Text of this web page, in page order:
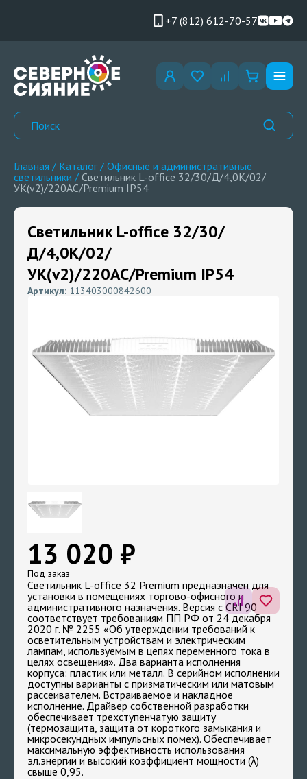
+7 (812) 612-70-57
Главная / Каталог/ Офисные и административные
светильники / Светильник L-office 32/30/Д/4,0K/02/
УК(v2)/220AC/Premium IP54
Светильник L-office 32/30/
Д/4,0K/02/
УК(v2)/220AC/Premium IP54
Артикул: 113403000842600
Светильник L-office 32 Premium предназначен для
установки в помещениях торгово-офисного и
административного назначения. Версия с CRI 90
cоответствует требованиям ПП РФ от 24 декабря
2020 г. № 2255 «Об утверждении требований к
осветительным устройствам и электрическим
лампам, используемым в цепях переменного тока в
целях освещения». Два варианта исполнения
корпуса: пластик или металл. В серийном исполнении
доступны варианты с призматическим или матовым
рассеивателем. Встраиваемое и накладное
исполнение. Драйвер собственной разработки
обеспечивает трехступенчатую защиту
(термозащита, защита от короткого замыкания и
микросекундных импульсных помех). Обеспечивает
максимальную эффективность использования
эл.энергии и высокий коэффициент мощности (λ)
свыше 0,95.
13 020 ₽
Под заказ